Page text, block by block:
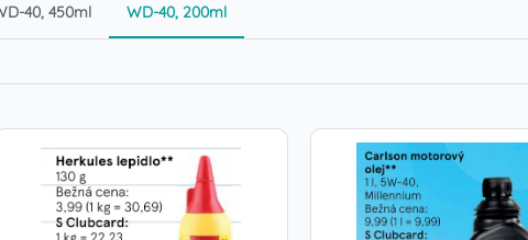
40, 450ml WD-40, 200ml